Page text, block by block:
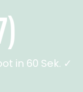
in 60 Sek. ✓